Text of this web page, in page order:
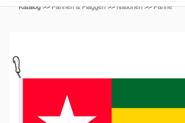
Katalog >>Fahnen & Flaggen >>Nationen >>Fahne